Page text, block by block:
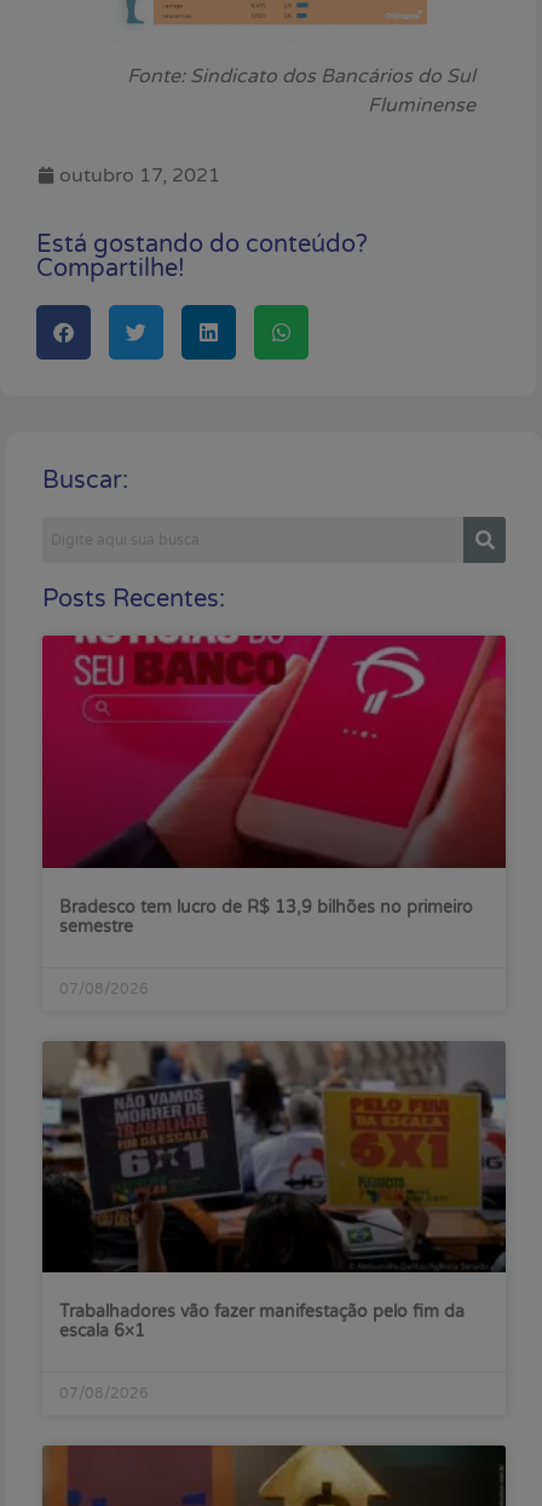
Fonte: Sindicato dos Bancários do Sul
Fluminense
outubro 17, 2021
Está gostando do conteúdo?
Compartilhe!
Buscar:
Posts Recentes:
Bradesco tem lucro de R$ 13,9 bilhões no primeiro
semestre
07/08/2026
Trabalhadores vão fazer manifestação pelo fim da
escala 6×1
07/08/2026